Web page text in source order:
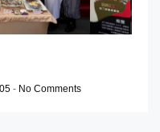
- No Comments